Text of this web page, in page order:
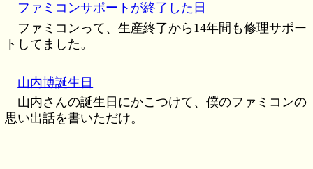
ファミコンサポートが終了した日
ファミコンって、生産終了から14年間も修理サポー
トしてました。
山内博誕生日
山内さんの誕生日にかこつけて、僕のファミコンの
思い出話を書いただけ。